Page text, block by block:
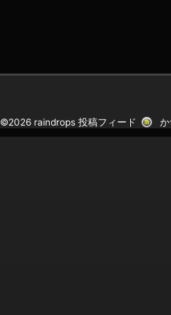
©2026 raindrops投稿フィード